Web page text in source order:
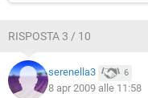
RISPOSTA 3 / 10
serenella3 6
8 apr 2009 alle 11:58